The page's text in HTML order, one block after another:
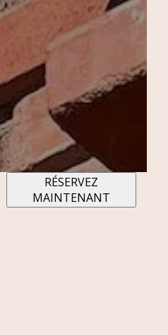
RÉSERVEZ
MAINTENANT